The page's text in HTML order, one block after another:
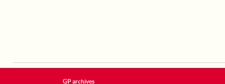
GP archives